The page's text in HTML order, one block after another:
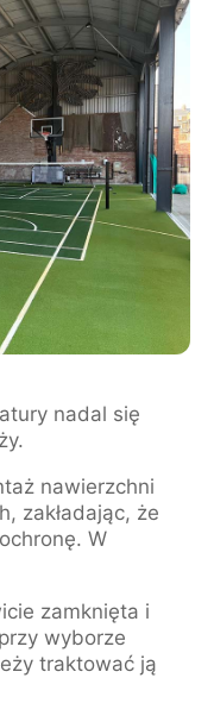
nadal się
nawierzchni
zakładając, że
W
zamknięta i
wyborze
traktować ją